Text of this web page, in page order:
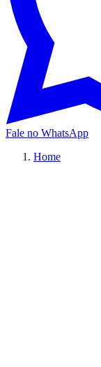
Fale no WhatsApp
Home